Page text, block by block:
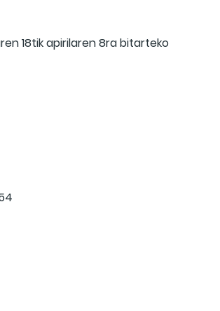
18tik apirilaren 8ra bitarteko